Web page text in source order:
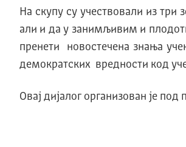
На скупу су учествовали из
али и да у занимљивим и
пренети новостечена знања
демократских вредности код
Овај дијалог организован је